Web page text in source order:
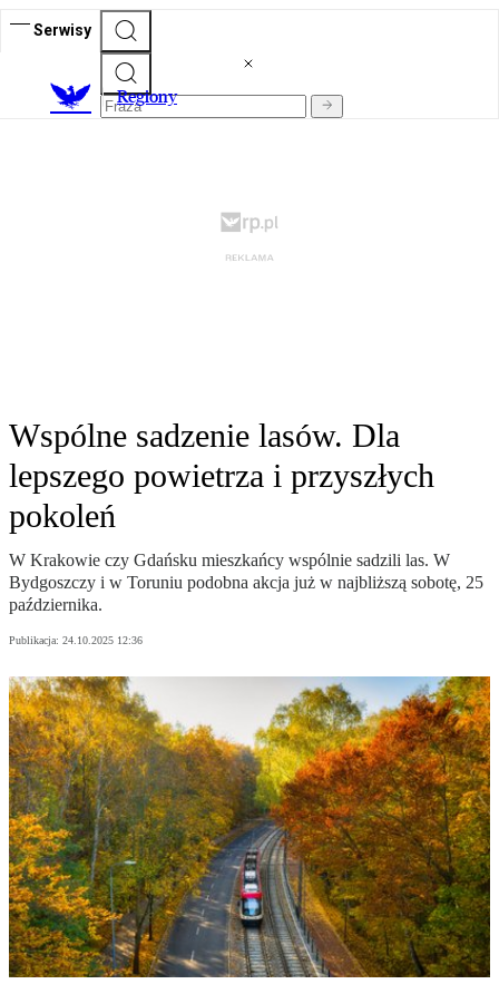
Serwisy
Regiony
Wspólne sadzenie lasów. Dla
lepszego powietrza i przyszłych
pokoleń
W Krakowie czy Gdańsku mieszkańcy wspólnie sadzili las. W
Bydgoszczy i w Toruniu podobna akcja już w najbliższą sobotę, 25
października.
Publikacja: 24.10.2025 12:36